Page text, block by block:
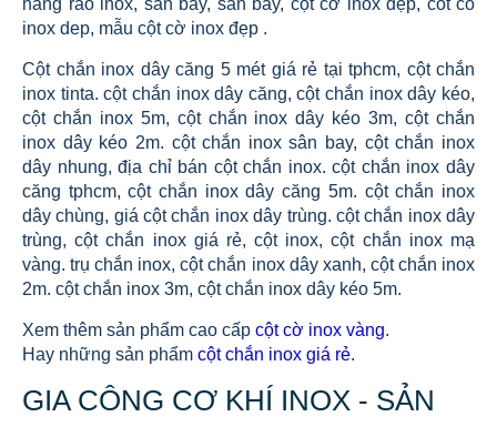
hang rao inox, san bay, sân bay, cột cờ inox đẹp, cot co
inox dep, mẫu cột cờ inox đẹp .
Cột chắn inox dây căng 5 mét giá rẻ tại tphcm, cột chắn
inox tinta. cột chắn inox dây căng, cột chắn inox dây kéo,
cột chắn inox 5m, cột chắn inox dây kéo 3m, cột chắn
inox dây kéo 2m. cột chắn inox sân bay, cột chắn inox
dây nhung, địa chỉ bán cột chắn inox. cột chắn inox dây
căng tphcm, cột chắn inox dây căng 5m. cột chắn inox
dây chùng, giá cột chắn inox dây trùng. cột chắn inox dây
trùng, cột chắn inox giá rẻ, cột inox, cột chắn inox mạ
vàng. trụ chắn inox, cột chắn inox dây xanh, cột chắn inox
2m. cột chắn inox 3m, cột chắn inox dây kéo 5m.
Xem thêm sản phẩm cao cấp cột cờ inox vàng.
Hay những sản phẩm cột chắn inox giá rẻ.
GIA CÔNG CƠ KHÍ INOX - SẢN